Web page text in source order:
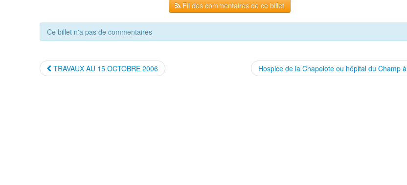
Fil des commentaires de ce billet
Ce billet n'a pas de commentaires
TRAVAUX AU 15 OCTOBRE 2006 Hospice de la Chapelote ou hôpital du Champ à